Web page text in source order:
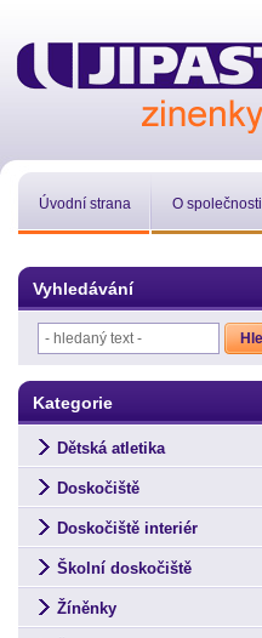
Úvodní strana O společnosti
Vyhledávání
Kategorie
Dětská atletika
Doskočiště
Doskočiště interiér
Školní doskočiště
Žíněnky